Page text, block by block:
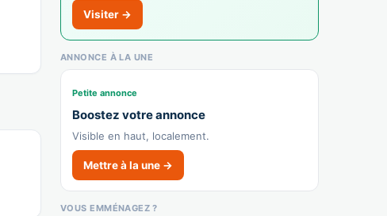
👉 C'est votre commerce ?
La Fine Heure
Régionale
Afficher le n°
🌐 Voir le site
👉 C'est votre commerce ?
Visiter →
ANNONCE À LA UNE
Petite annonce
Boostez votre annonce
Visible en haut, localement.
Mettre à la une →
VOUS EMMÉNAGEZ ?